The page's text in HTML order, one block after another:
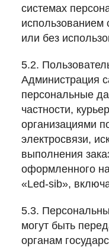
системах
использованием
или без
5.2.
Администрация
персональные
частности,
организациями
электросвязи,
выполнения
оформленного
«Led-sib»,
5.3.
могут быть
органам